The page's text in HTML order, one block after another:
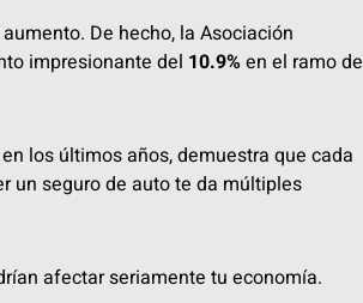
De hecho, la Asociación
impresionante del 10.9%en el ramo de
los últimos años, demuestra que cada
un seguro de auto te da múltiples
afectar seriamente tu economía.